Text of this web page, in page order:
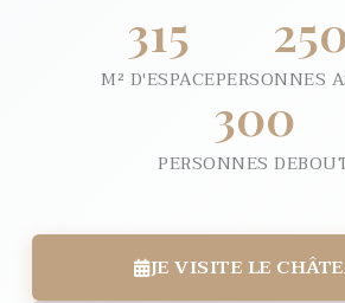
315
M² D'ESPACEPERSONNES
300
PERSONNES
JE VISITE LE